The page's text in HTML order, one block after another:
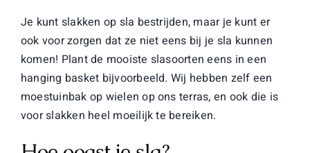
Je kunt slakken op sla bestrijden, maar je kunt er
ook voor zorgen dat ze niet eens bij je sla kunnen
komen! Plant de mooiste slasoorten eens in een
hanging basket bijvoorbeeld. Wij hebben zelf een
moestuinbak op wielen op ons terras, en ook die is
voor slakken heel moeilijk te bereiken.